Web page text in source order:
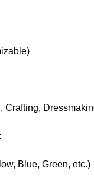
Crafting,
Blue, Green, etc.)